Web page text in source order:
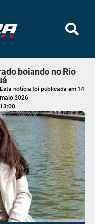
boiando no Rio
Esta notícia foi publicada em 14
maio 2026
13:00